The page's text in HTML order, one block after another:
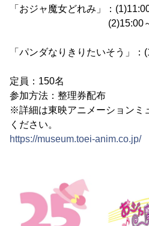
「おジャ魔女どれみ」：
(2)15:00～
「パンダなりきりたいそう」：
定員：150名
参加方法：整理券配布
※詳細は東映アニメーションミ
ください。
https://museum.toei-anim.co.jp/